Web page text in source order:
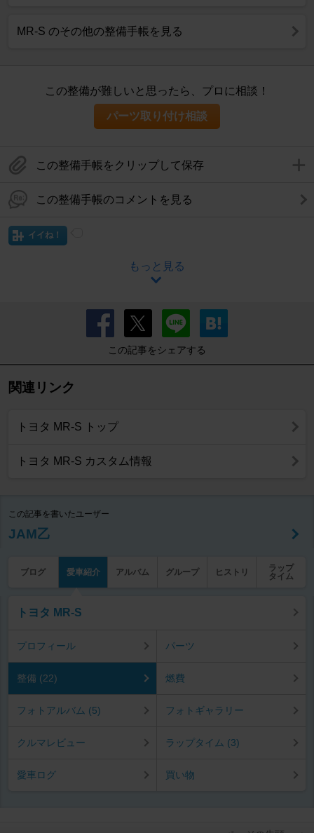
MR-S のその他の整備手帳を見る
この整備が難しいと思ったら、プロに相談！
パーツ取り付け相談
この整備手帳をクリップして保存
この整備手帳のコメントを見る
イイね！
もっと見る
この記事をシェアする
関連リンク
トヨタ MR-S トップ
トヨタ MR-S カスタム情報
この記事を書いたユーザー
JAM乙
ブログ 愛車紹介 アルバム グループ ヒストリ
ラップ
タイム
トヨタ MR-S
プロフィール パーツ
整備 (22) 燃費
フォトアルバム (5) フォトギャラリー
クルマレビュー ラップタイム (3)
愛車ログ 買い物